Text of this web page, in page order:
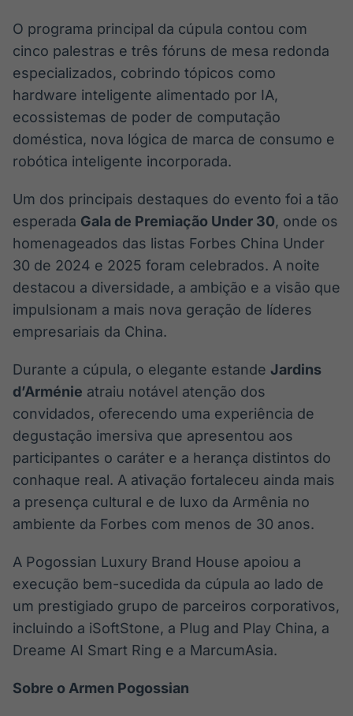
O programa principal da cúpula contou com
cinco palestras e três fóruns de mesa redonda
especializados, cobrindo tópicos como
hardware inteligente alimentado por IA,
ecossistemas de poder de computação
doméstica, nova lógica de marca de consumo e
robótica inteligente incorporada.
Um dos principais destaques do evento foi a tão
esperada Gala de Premiação Under 30, onde os
homenageados das listas Forbes China Under
30 de 2024 e 2025 foram celebrados. A noite
destacou a diversidade, a ambição e a visão que
impulsionam a mais nova geração de líderes
empresariais da China.
Durante a cúpula, o elegante estande Jardins
d’Arménie atraiu notável atenção dos
convidados, oferecendo uma experiência de
degustação imersiva que apresentou aos
participantes o caráter e a herança distintos do
conhaque real. A ativação fortaleceu ainda mais
a presença cultural e de luxo da Armênia no
ambiente da Forbes com menos de 30 anos.
A Pogossian Luxury Brand House apoiou a
execução bem-sucedida da cúpula ao lado de
um prestigiado grupo de parceiros corporativos,
incluindo a iSoftStone, a Plug and Play China, a
Dreame AI Smart Ring e a MarcumAsia.
Sobre o Armen Pogossian